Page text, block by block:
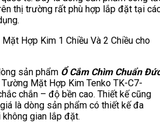
thị trường rất phù hợp lắp đặt tại
sản phẩm Ổ Cắm Chìm Chuẩn
Mặt Hợp Kim Tenko TK-C7-
chắn – độ bền cao. Thiết kế cũng
là dòng sản phẩm có thiết kế đa
gian lắp đặt.